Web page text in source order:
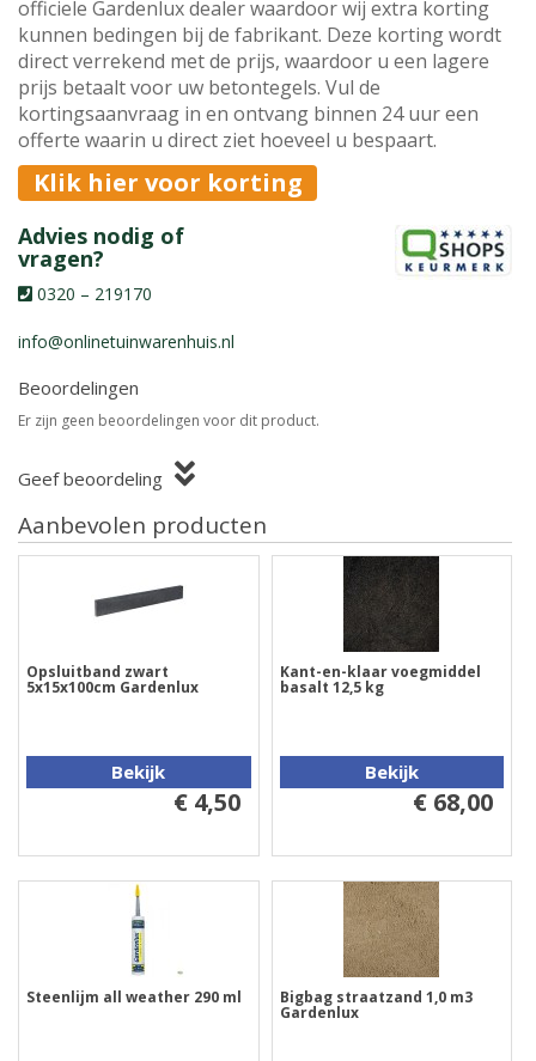
officiele Gardenlux dealer waardoor wij extra korting
kunnen bedingen bij de fabrikant. Deze korting wordt
direct verrekend met de prijs, waardoor u een lagere
prijs betaalt voor uw betontegels. Vul de
kortingsaanvraag in en ontvang binnen 24 uur een
offerte waarin u direct ziet hoeveel u bespaart.
Klik hier voor korting
Advies nodig of
vragen?
0320 – 219170
info@onlinetuinwarenhuis.nl
Beoordelingen
Er zijn geen beoordelingen voor dit product.
Geef beoordeling
Aanbevolen producten
Opsluitband zwart
5x15x100cm Gardenlux
Bekijk
€ 4,50
Kant-en-klaar voegmiddel
basalt 12,5 kg
Bekijk
€ 68,00
Steenlijm all weather 290 ml Bigbag straatzand 1,0 m3
Gardenlux